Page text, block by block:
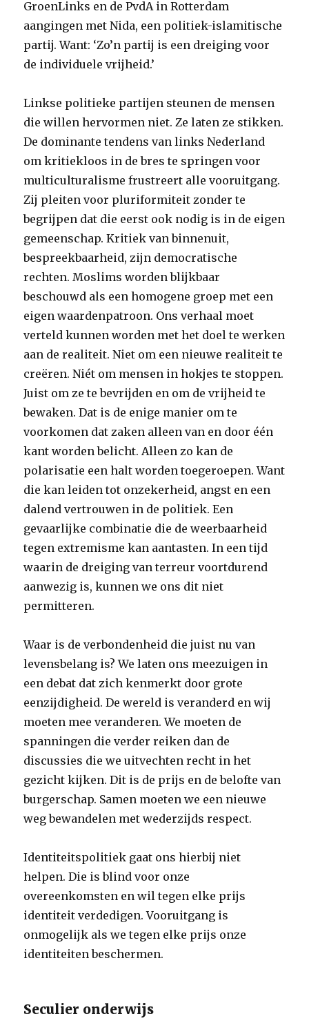
GroenLinks en de PvdA in Rotterdam
aangingen met Nida, een politiek-islamitische
partij. Want: ‘Zo’n partij is een dreiging voor
de ­individuele vrijheid.’
Linkse politieke partijen steunen de mensen
die willen hervormen niet. Ze laten ze stikken.
De dominante tendens van links Nederland
om kritiekloos in de bres te springen voor
multiculturalisme frustreert alle vooruitgang.
Zij pleiten voor ­pluriformiteit zonder te
begrijpen dat die eerst ook nodig is in de eigen
gemeenschap. Kritiek van binnenuit,
bespreekbaarheid, zijn democratische
rechten. Moslims worden blijkbaar
beschouwd als een homogene groep met een
eigen waardenpatroon. Ons verhaal moet
verteld kunnen worden met het doel te werken
aan de realiteit. Niet om een nieuwe realiteit te
creëren. Niét om mensen in hokjes te stoppen.
Juist om ze te bevrijden en om de vrijheid te
bewaken. Dat is de enige manier om te
voorkomen dat zaken alleen van en door één
kant worden belicht. Alleen zo kan de
polarisatie een halt worden toegeroepen. Want
die kan leiden tot onzekerheid, angst en een
dalend vertrouwen in de politiek. Een
gevaarlijke combinatie die de weerbaarheid
tegen extremisme kan aantasten. In een tijd
waarin de dreiging van terreur voortdurend
aanwezig is, kunnen we ons dit niet
permitteren.
Waar is de verbondenheid die juist nu van
levensbelang is? We laten ons meezuigen in
een debat dat zich kenmerkt door grote
eenzijdigheid. De wereld is veranderd en wij
moeten mee veranderen. We moeten de
spanningen die verder reiken dan de
discussies die we uitvechten recht in het
gezicht kijken. Dit is de prijs en de belofte van
burgerschap. Samen moeten we een nieuwe
weg bewandelen met wederzijds respect.
Identiteitspolitiek gaat ons hierbij niet
helpen. Die is blind voor onze
overeenkomsten en wil tegen elke prijs
identiteit verdedigen. Vooruitgang is
onmogelijk als we tegen elke prijs onze
identiteiten beschermen.
Seculier onderwijs